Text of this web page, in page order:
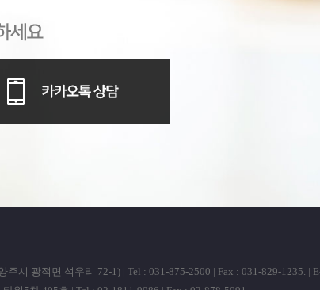
시 광적면 석우리 72-1) | Tel : 031-875-2500 | Fax : 031-829-1235. |